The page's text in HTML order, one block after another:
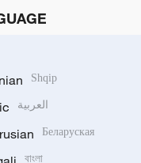
Shqip
العربية
Беларуская
বাংলা